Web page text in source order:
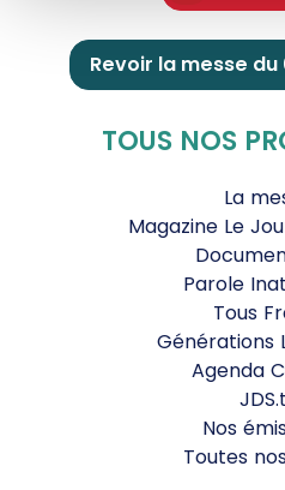
Revoir la messe
TOUS NOS
La
Magazine Le
Parole
Tous
Générations
Agenda
Nos
Toutes